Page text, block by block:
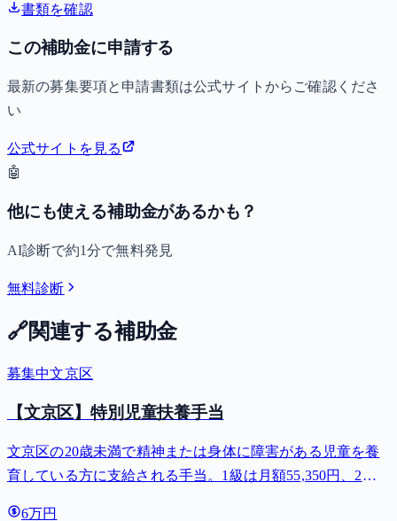
書類を確認
この補助金に申請する
最新の募集要項と申請書類は公式サイトからご確認くださ
い
公式サイトを見る
🤖
他にも使える補助金があるかも？
AI診断で約1分で無料発見
無料診断
🔗関連する補助金
募集中文京区
【文京区】特別児童扶養手当
文京区の20歳未満で精神または身体に障害がある児童を養
育している方に支給される手当。1級は月額55,350円、2級
6万円